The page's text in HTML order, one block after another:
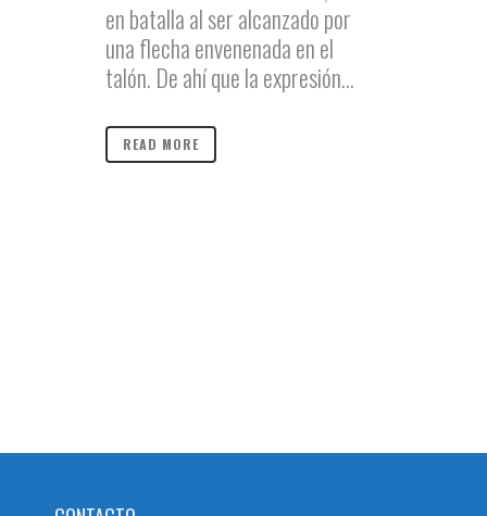
en batalla al ser alcanzado por
una flecha envenenada en el
talón. De ahí que la expresión...
READ MORE